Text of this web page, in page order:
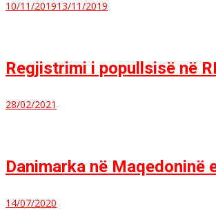
10/11/201913/11/2019
Regjistrimi i popullsisë në
28/02/2021
Danimarka në Maqedoninë
14/07/2020